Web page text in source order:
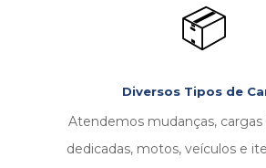
📦
Diversos Tipos de
Atendemos mudanças, cargas
dedicadas, motos, veículos e